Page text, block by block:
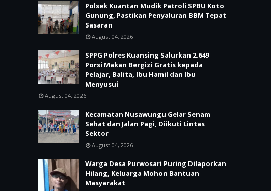
Polsek Kuantan Mudik Patroli SPBU Koto
Gunung, Pastikan Penyaluran BBM Tepat
Sasaran
August 04, 2026
SPPG Polres Kuansing Salurkan 2.649
Porsi Makan Bergizi Gratis kepada
Pelajar, Balita, Ibu Hamil dan Ibu
Menyusui
August 04, 2026
Kecamatan Nusawungu Gelar Senam
Sehat dan Jalan Pagi, Diikuti Lintas
Sektor
August 04, 2026
Warga Desa Purwosari Puring Dilaporkan
Hilang, Keluarga Mohon Bantuan
Masyarakat